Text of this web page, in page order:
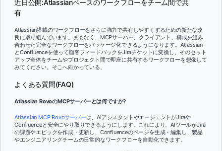
近日公開:Atlassianベースのワークフローをチーム間で共
有
Atlassian搭載のワークフローをさらに強力で共有しやすくするための新たな改
良に取り組んでいます。まもなく、MCPサーバー、クライアント、構成を組み
合わせた完全なワークフローをパッケージ化できるようになります。Atlassian
とConfluenceを使って顧客フィードバックをJiraチケットに変換し、そのセット
アップ全体をチームやプロジェクト間で即座に共有するワークフローを想像して
みてください。そこへ向かっている。
よくある質問(FAQ)
Atlassian RovoのMCPサーバーとは何ですか?
Atlassian MCP Rovoサーバーは、AIアシスタントやエージェントがJiraや
Confluenceと安全にやり取りできるようにします。これにより、AIツールがJira
の課題やエピックを作成・更新し、Confluenceのページを生成・編集し、製品
やエンジニアリングチームの日常的なワークフローを自動化できます。